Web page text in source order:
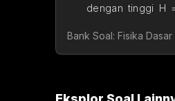
dengan tinggi H
Bank Soal: Fisika Dasar